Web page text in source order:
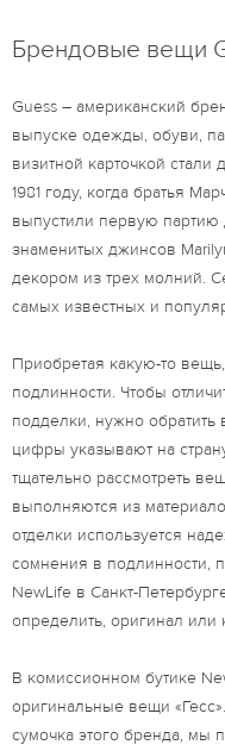
Брендовые вещи
Guess – американский
выпуске одежды, обуви,
визитной карточкой стали
1981 году, когда братья
выпустили первую
знаменитых джинсов
декором из трех молний.
самых известных и
Приобретая какую-то
подлинности. Чтобы
подделки, нужно
цифры указывают на
тщательно рассмотреть
выполняются из
отделки используется
сомнения в подлинности,
NewLife в Санкт-
определить, оригинал
В комиссионном бутике
оригинальные вещи
сумочка этого бренда, мы